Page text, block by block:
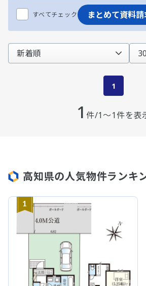
すべてチェック まとめて資料請
1 件/1～1件を表
1
高知県の人気物件ランキ
1